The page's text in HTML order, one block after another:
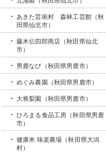
あきた芸術村 森林工芸館（秋
田県仙北市）
藤木伝四郎商店（秋田県仙北
市）
男鹿なび（秋田県男鹿市）
めぐみ農園（秋田県男鹿市）
大将梨園（秋田県男鹿市）
ひろまる食品工房（秋田県男鹿
市）
健康米 味楽農場（秋田県大潟
村）